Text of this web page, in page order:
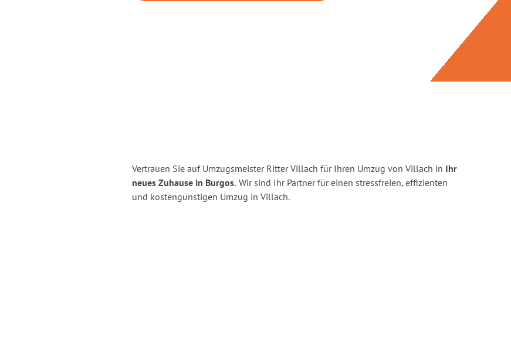
Vertrauen Sie auf Umzugsmeister Ritter Villach für Ihren Umzug von Villach in Ihr
neues Zuhause in Burgos. Wir sind Ihr Partner für einen stressfreien, effizienten
und kostengünstigen Umzug in Villach.